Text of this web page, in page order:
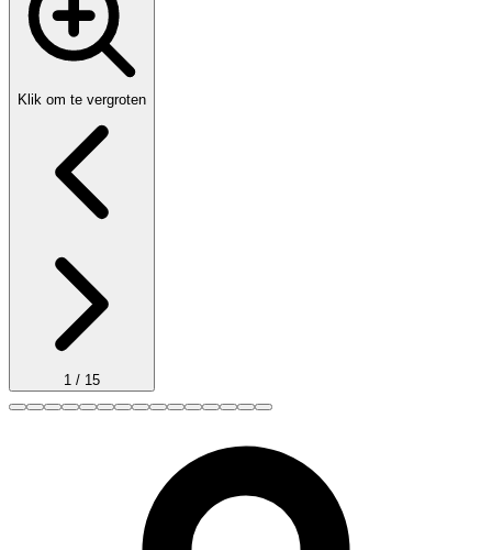
Klik om te vergroten
1 / 15